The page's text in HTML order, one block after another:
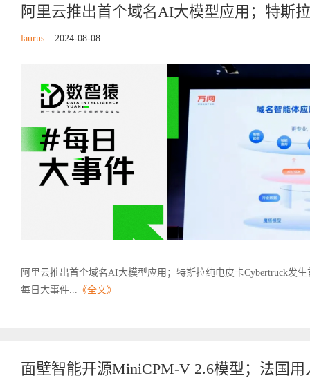
阿里云推出首个域名AI大模型应用；特斯
laurus 2024-08-08
阿里云推出首个域名AI大模型应用；特斯拉纯电皮卡Cybertruck发
每日大事件... 《全文》
面壁智能开源MiniCPM-V 2.6模型；法国